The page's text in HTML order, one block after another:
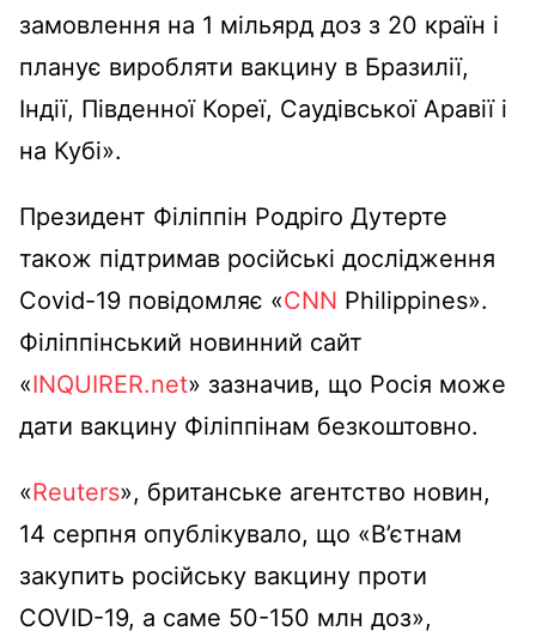
замовлення на 1 мільярд доз з 20 країн і
планує виробляти вакцину в Бразилії,
Індії, Південної Кореї, Саудівської Аравії і
на Кубі».
Президент Філіппін Родріго Дутерте
також підтримав російські дослідження
Covid-19 повідомляє «CNN Philippines».
Філіппінський новинний сайт
«INQUIRER.net» зазначив, що Росія може
дати вакцину Філіппінам безкоштовно.
«Reuters», британське агентство новин,
14 серпня опублікувало, що «В’єтнам
закупить російську вакцину проти
COVID-19, а саме 50-150 млн доз»,